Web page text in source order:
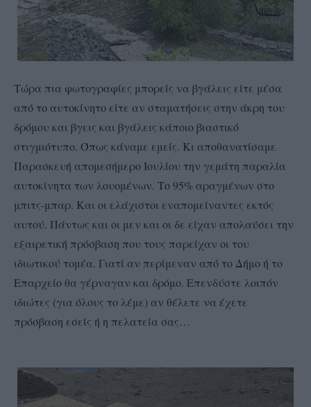
Τώρα πια φωτογραφίες μπορείς να βγάλεις είτε μέσα
από το αυτοκίνητο είτε αν σταματήσεις στην άκρη του
δρόμου και βγεις και βγάλεις κάποιο βιαστικό
στιγμιότυπο. Όπως κάναμε εμείς. Κι αποθανατίσαμε
Παρασκευή απομεσήμερο Ιουλίου την γεμάτη παραλία
αυτοκίνητα των λουομένων. Το 95% αραγμένων στο
μπιτς-μπαρ. Και οι ελάχιστοι εναπομείναντες εκτός
αυτού. Πάντως και οι μεν και οι δε είχαν απολαύσει την
εξαιρετική πρόσβαση που τους παρείχαν οι του
ιδιωτικού τομέα. Γιατί αν περίμεναν από το Δήμο ή το
Επαρχείο θα γέρναγαν και δρόμο. Επενδύστε λοιπόν
ιδιώτες (για όλους το λέμε) αν θέλετε να έχετε
πρόσβαση εσείς ή η πελατεία σας…